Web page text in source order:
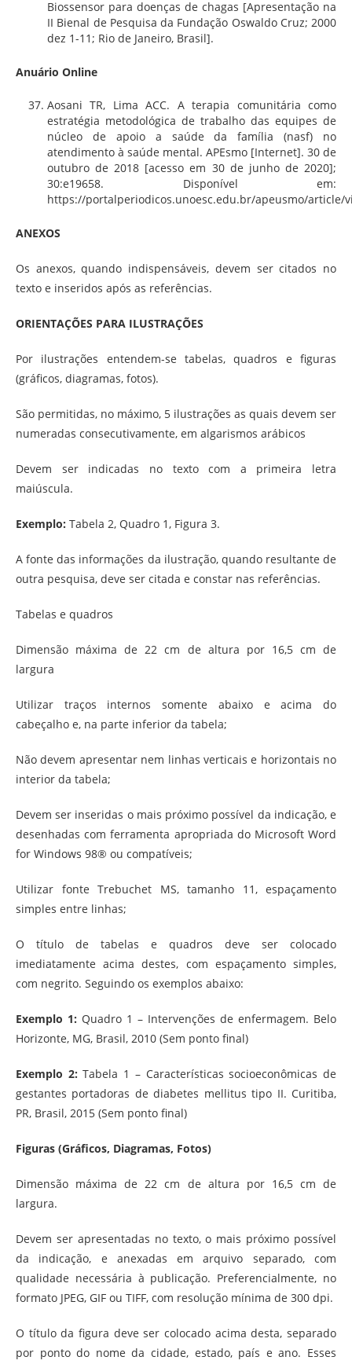
Biossensor para doenças de chagas [Apresentação na
II Bienal de Pesquisa da Fundação Oswaldo Cruz; 2000
dez 1-11; Rio de Janeiro, Brasil].
Anuário Online
Aosani TR, Lima ACC. A terapia comunitária como
estratégia metodológica de trabalho das equipes de
núcleo de apoio a saúde da família (nasf) no
atendimento à saúde mental. APEsmo [Internet]. 30 de
outubro de 2018 [acesso em 30 de junho de 2020];
30:e19658. Disponível em:
https://portalperiodicos.unoesc.edu.br/apeusmo/article/
ANEXOS
Os anexos, quando indispensáveis, devem ser citados no
texto e inseridos após as referências.
ORIENTAÇÕES PARA ILUSTRAÇÕES
Por ilustrações entendem-se tabelas, quadros e figuras
(gráficos, diagramas, fotos).
São permitidas, no máximo, 5 ilustrações as quais devem ser
numeradas consecutivamente, em algarismos arábicos
Devem ser indicadas no texto com a primeira letra
maiúscula.
Exemplo: Tabela 2, Quadro 1, Figura 3.
A fonte das informações da ilustração, quando resultante de
outra pesquisa, deve ser citada e constar nas referências.
Tabelas e quadros
Dimensão máxima de 22 cm de altura por 16,5 cm de
largura
Utilizar traços internos somente abaixo e acima do
cabeçalho e, na parte inferior da tabela;
Não devem apresentar nem linhas verticais e horizontais no
interior da tabela;
Devem ser inseridas o mais próximo possível da indicação, e
desenhadas com ferramenta apropriada do Microsoft Word
for Windows 98® ou compatíveis;
Utilizar fonte Trebuchet MS, tamanho 11, espaçamento
simples entre linhas;
O título de tabelas e quadros deve ser colocado
imediatamente acima destes, com espaçamento simples,
com negrito. Seguindo os exemplos abaixo:
Exemplo 1: Quadro 1 – Intervenções de enfermagem. Belo
Horizonte, MG, Brasil, 2010 (Sem ponto final)
Exemplo 2: Tabela 1 – Características socioeconômicas de
gestantes portadoras de diabetes mellitus tipo II. Curitiba,
PR, Brasil, 2015 (Sem ponto final)
Figuras (Gráficos, Diagramas, Fotos)
Dimensão máxima de 22 cm de altura por 16,5 cm de
largura.
Devem ser apresentadas no texto, o mais próximo possível
da indicação, e anexadas em arquivo separado, com
qualidade necessária à publicação. Preferencialmente, no
formato JPEG, GIF ou TIFF, com resolução mínima de 300 dpi.
O título da figura deve ser colocado acima desta, separado
por ponto do nome da cidade, estado, país e ano. Esses